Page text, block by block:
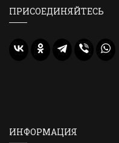
ПРИСОЕДИНЯЙТЕСЬ
ИНФОРМАЦИЯ